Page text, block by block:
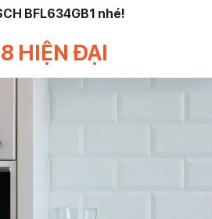
BFL634GB1 nhé!
HIỆN ĐẠI